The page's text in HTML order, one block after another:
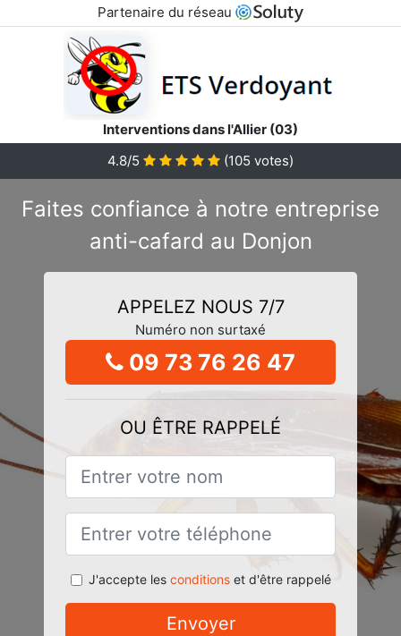
Partenaire du réseau
Interventions dans l'Allier (03)
4.8/5
(105 votes)
Faites confiance à notre entreprise
anti-cafard au Donjon
APPELEZ NOUS 7/7
Numéro non surtaxé
09 73 76 26 47
OU ÊTRE RAPPELÉ
J'accepte les conditionset d'être rappelé
Envoyer